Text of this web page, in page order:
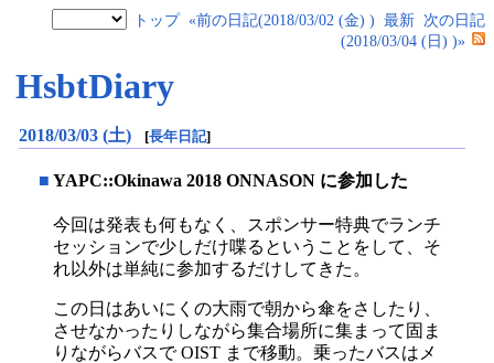
トップ «前の日記(2018/03/02 (金) ) 最新 次の日記
(2018/03/04 (日) )»
HsbtDiary
2018/03/03 (土) [長年日記]
■ YAPC::Okinawa 2018 ONNASON に参加した
今回は発表も何もなく、スポンサー特典でランチ
セッションで少しだけ喋るということをして、そ
れ以外は単純に参加するだけしてきた。
この日はあいにくの大雨で朝から傘をさしたり、
させなかったりしながら集合場所に集まって固ま
りながらバスで OIST まで移動。乗ったバスはメ